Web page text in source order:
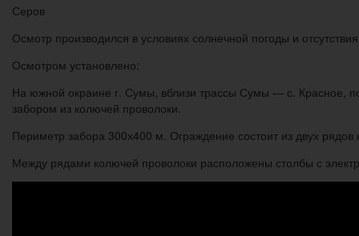
Серов
Осмотр производился в условиях солнечной погоды и
Осмотром установлено:
На южной окраине г. Сумы, вблизи трассы Сумы — с. Красное,
забором из колючей проволоки.
Периметр забора 300х400 м. Ограждение состоит из двух
Между рядами колючей проволоки расположены столбы с